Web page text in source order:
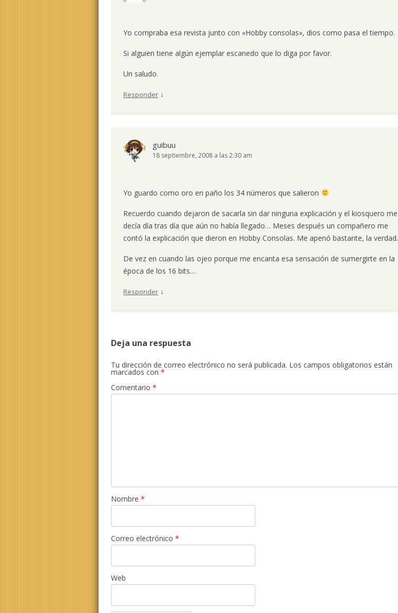
Yo compraba esa revista junto con «Hobby consolas», dios como pasa el tiempo.
Si alguien tiene algún ejemplar escanedo que lo diga por favor.
Un saludo.
Responder ↓
guibuu
18 septiembre, 2008 a las 2:30 am
Yo guardo como oro en paño los 34 números que salieron
Recuerdo cuando dejaron de sacarla sin dar ninguna explicación y el kiosquero me
decía día tras día que aún no había llegado… Meses después un compañero me
contó la explicación que dieron en Hobby Consolas. Me apenó bastante, la verdad.
De vez en cuando las ojeo porque me encanta esa sensación de sumergirte en la
época de los 16 bits…
Responder ↓
Deja una respuesta
Tu dirección de correo electrónico no será publicada. Los campos obligatorios están
marcados con *
Comentario *
Nombre *
Correo electrónico *
Web